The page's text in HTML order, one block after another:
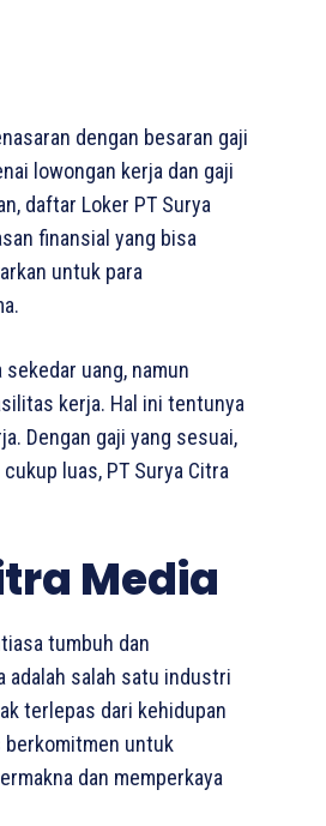
dengan besaran gaji
lowongan kerja dan gaji
daftar Loker PT Surya
finansial yang bisa
untuk para
uang, namun
kerja. Hal ini tentunya
Dengan gaji yang sesuai,
luas, PT Surya Citra
Media
tumbuh dan
adalah salah satu industri
terlepas dari kehidupan
berkomitmen untuk
dan memperkaya